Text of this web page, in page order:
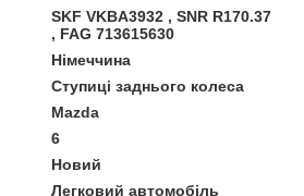
SKF VKBA3932 , SNR R170.37
, FAG 713615630
Німеччина
Ступиці заднього колеса
Mazda
6
Новий
Легковий автомобіль